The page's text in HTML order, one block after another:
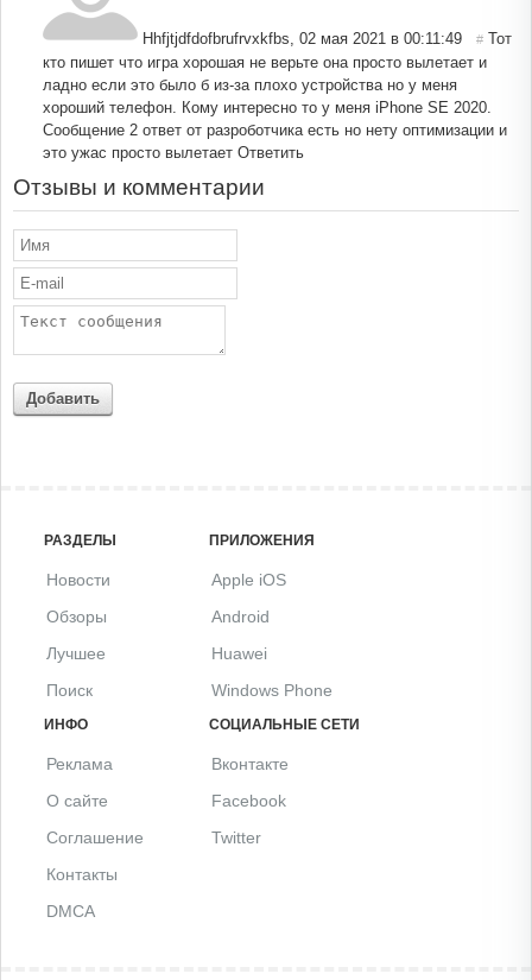
Hhfjtjdfdofbrufrvxkfbs, 02 мая 2021 в 00:11:49 # Тот
кто пишет что игра хорошая не верьте она просто вылетает и
ладно если это было б из-за плохо устройства но у меня
хороший телефон. Кому интересно то у меня iPhone SE 2020.
Сообщение 2 ответ от разроботчика есть но нету оптимизации и
это ужас просто вылетает Ответить
Отзывы и комментарии
Добавить
РАЗДЕЛЫ
Новости
Обзоры
Лучшее
Поиск
ПРИЛОЖЕНИЯ
Apple iOS
Android
Huawei
Windows Phone
ИНФО
Реклама
О сайте
Соглашение
Контакты
DMCA
СОЦИАЛЬНЫЕ СЕТИ
Вконтакте
Facebook
Twitter